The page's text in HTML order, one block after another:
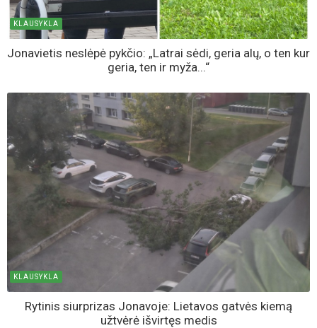
KLAUSYKLA
Jonavietis neslėpė pykčio: „Latrai sėdi, geria alų, o ten kur
geria, ten ir myža...“
KLAUSYKLA
Rytinis siurprizas Jonavoje: Lietavos gatvės kiemą
užtvėrė išvirtęs medis